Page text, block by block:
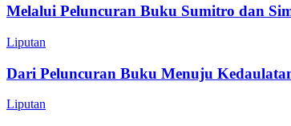
Melalui Peluncuran Buku Sumitro dan
Liputan
Dari Peluncuran Buku Menuju
Liputan